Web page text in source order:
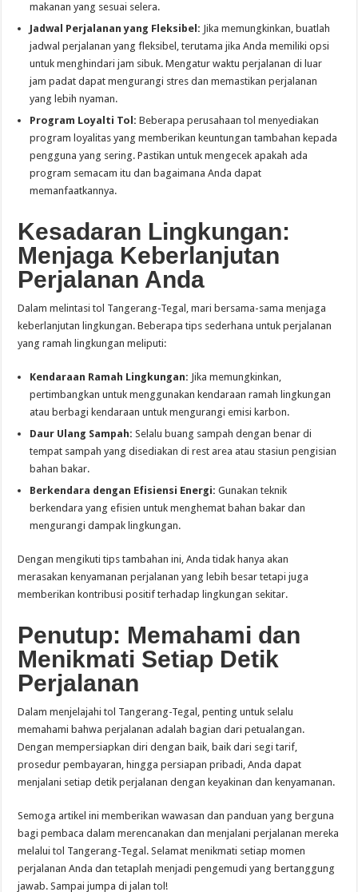
makanan yang sesuai selera.
Jadwal Perjalanan yang Fleksibel: Jika memungkinkan, buatlah
jadwal perjalanan yang fleksibel, terutama jika Anda memiliki opsi
untuk menghindari jam sibuk. Mengatur waktu perjalanan di luar
jam padat dapat mengurangi stres dan memastikan perjalanan
yang lebih nyaman.
Program Loyalti Tol: Beberapa perusahaan tol menyediakan
program loyalitas yang memberikan keuntungan tambahan kepada
pengguna yang sering. Pastikan untuk mengecek apakah ada
program semacam itu dan bagaimana Anda dapat
memanfaatkannya.
Kesadaran Lingkungan:
Menjaga Keberlanjutan
Perjalanan Anda
Dalam melintasi tol Tangerang-Tegal, mari bersama-sama menjaga
keberlanjutan lingkungan. Beberapa tips sederhana untuk perjalanan
yang ramah lingkungan meliputi:
Kendaraan Ramah Lingkungan: Jika memungkinkan,
pertimbangkan untuk menggunakan kendaraan ramah lingkungan
atau berbagi kendaraan untuk mengurangi emisi karbon.
Daur Ulang Sampah: Selalu buang sampah dengan benar di
tempat sampah yang disediakan di rest area atau stasiun pengisian
bahan bakar.
Berkendara dengan Efisiensi Energi: Gunakan teknik
berkendara yang efisien untuk menghemat bahan bakar dan
mengurangi dampak lingkungan.
Dengan mengikuti tips tambahan ini, Anda tidak hanya akan
merasakan kenyamanan perjalanan yang lebih besar tetapi juga
memberikan kontribusi positif terhadap lingkungan sekitar.
Penutup: Memahami dan
Menikmati Setiap Detik
Perjalanan
Dalam menjelajahi tol Tangerang-Tegal, penting untuk selalu
memahami bahwa perjalanan adalah bagian dari petualangan.
Dengan mempersiapkan diri dengan baik, baik dari segi tarif,
prosedur pembayaran, hingga persiapan pribadi, Anda dapat
menjalani setiap detik perjalanan dengan keyakinan dan kenyamanan.
Semoga artikel ini memberikan wawasan dan panduan yang berguna
bagi pembaca dalam merencanakan dan menjalani perjalanan mereka
melalui tol Tangerang-Tegal. Selamat menikmati setiap momen
perjalanan Anda dan tetaplah menjadi pengemudi yang bertanggung
jawab. Sampai jumpa di jalan tol!